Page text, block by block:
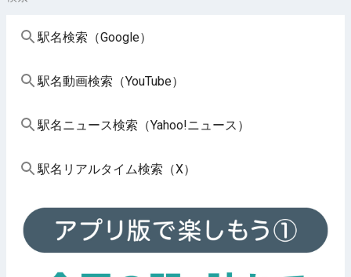
駅名検索（Google）
駅名動画検索（YouTube）
駅名ニュース検索（Yahoo!ニュース）
駅名リアルタイム検索（X）